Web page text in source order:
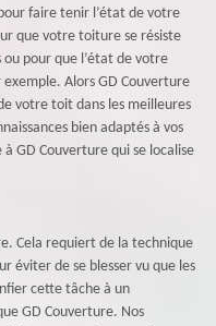
faire tenir l’état de votre
que votre toiture se résiste
ou pour que l’état de votre
Alors GD Couverture
votre toit dans les meilleures
bien adaptés à vos
GD Couverture qui se localise
Cela requiert de la technique
éviter de se blesser vu que les
cette tâche à un
GD Couverture. Nos